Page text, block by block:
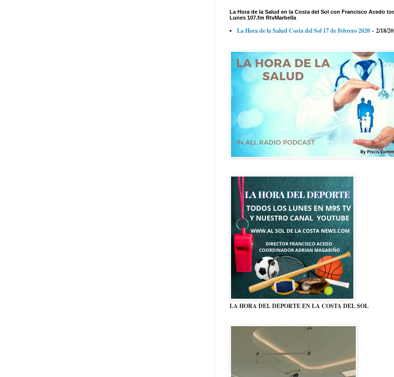
La Hora de la Salud en la Costa del Sol con Francisco Acedo
Lunes 107.fm RtvMarbella
La Hora de la Salud Costa del Sol 17 de Febrero 2020 - 2/18/
LA HORA DEL DEPORTE EN LA COSTA DEL SOL